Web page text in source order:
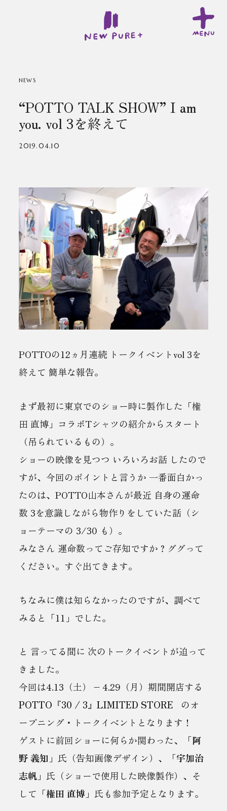
NEWS
“POTTO TALK SHOW” I am
you. vol 3を終えて
2019.04.10
POTTOの12ヵ月連続 トークイベントvol 3を
終えて 簡単な報告。
まず最初に東京でのショー時に製作した「権
田 直博」コラボTシャツの紹介からスタート
（吊られているもの）。
ショーの映像を見つつ いろいろお話 したので
すが、今回のポイントと言うか 一番面白かっ
たのは、POTTO山本さんが最近 自身の運命
数 3を意識しながら物作りをしていた話（シ
ョーテーマの 3/30 も）。
みなさん 運命数ってご存知ですか？ググって
ください。すぐ出てきます。
ちなみに僕は知らなかったのですが、調べて
みると「11」でした。
と 言ってる間に 次のトークイベントが迫って
きました。
今回は4.13（土） – 4.29（月）期間開店する
POTTO『30 / 3』LIMITED STORE のオ
ープニング・トークイベントとなります！
ゲストに前回ショーに何らか関わった、「阿
野 義知 」氏（告知画像デザイン）、「宇加治
志帆 」氏（ショーで使用した映像製作）、そ
して「権田 直博 」氏も参加予定となります。